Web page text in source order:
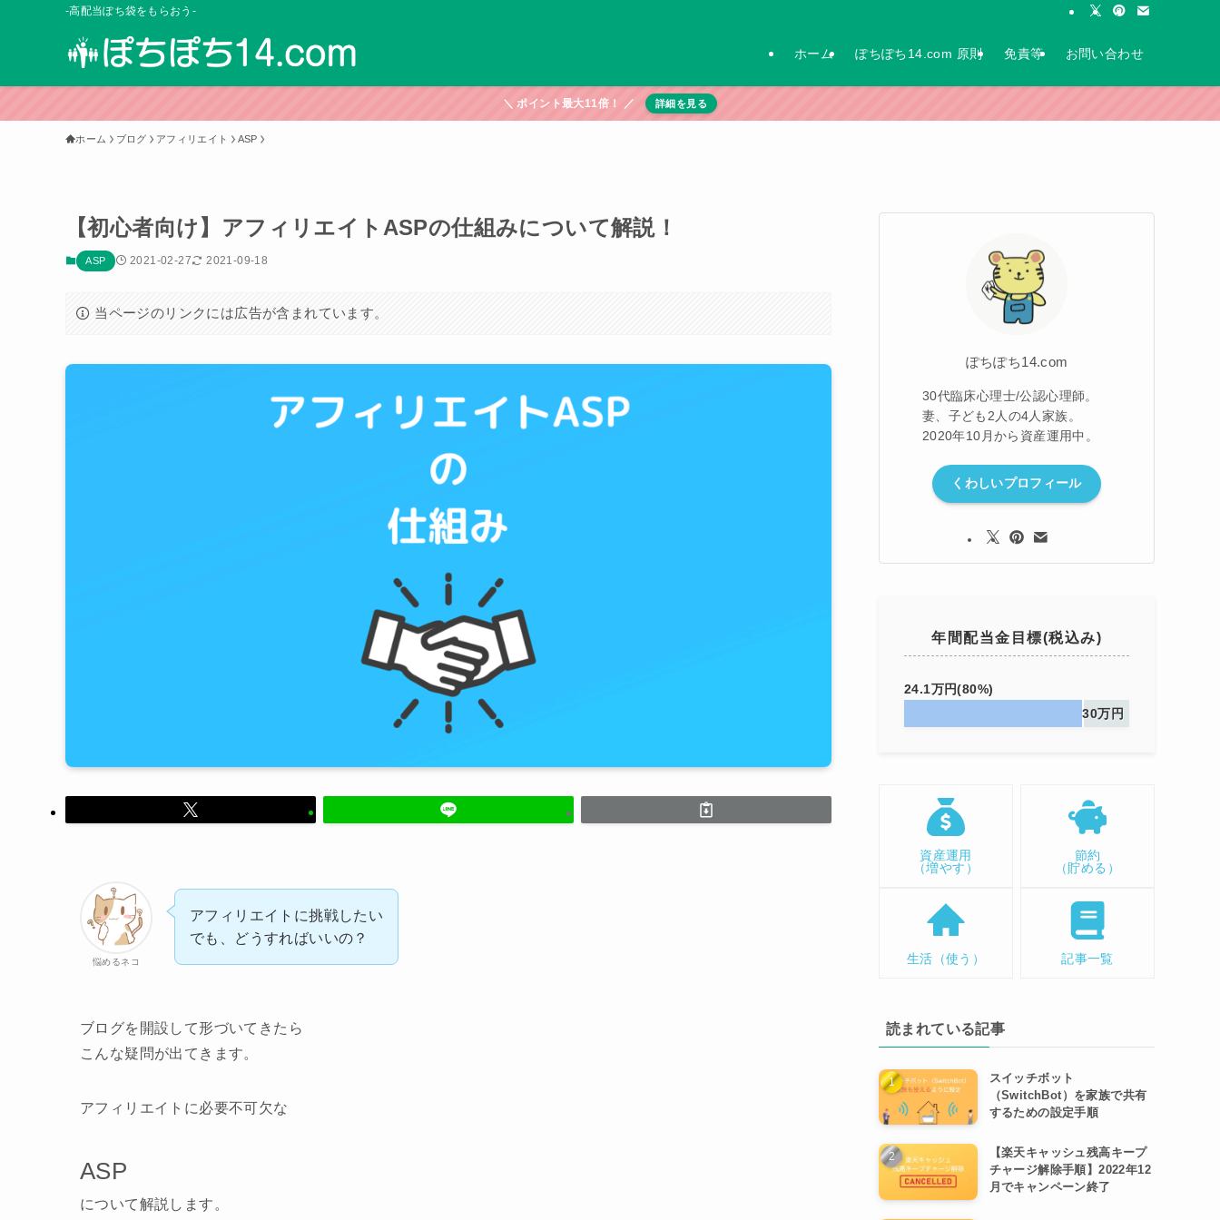
-高配当ぽち袋をもらおう-
ホーム ぽちぽち14.com 原則 免責等 お問い合わせ
＼ ポイント最大11倍！ ／ 詳細を見る
ホーム ブログ アフィリエイト ASP
【初心者向け】アフィリエイトASPの仕組みについて解説！
ASP 2021-02-27 2021-09-18
当ページのリンクには広告が含まれています。
悩めるネコ
アフィリエイトに挑戦したい
でも、どうすればいいの？
ブログを開設して形づいてきたら
こんな疑問が出てきます。
アフィリエイトに必要不可欠な
ASP
について解説します。
ぽちぽち14.com
30代臨床心理士/公認心理師。
妻、子ども2人の4人家族。
2020年10月から資産運用中。
くわしいプロフィール
年間配当金目標(税込み)
24.1万円(80%)
30万円
資産運用
（増やす）
節約
（貯める）
生活（使う） 記事一覧
読まれている記事
スイッチボット
（SwitchBot）を家族で共有
するための設定手順
【楽天キャッシュ残高キープ
チャージ解除手順】2022年12
月でキャンペーン終了